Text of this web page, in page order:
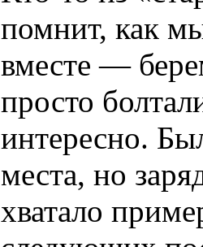
помнит, как
вместе —
просто
интересно.
места, но
хватало